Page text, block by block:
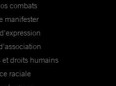
combats
manifester
et droits humains
raciale